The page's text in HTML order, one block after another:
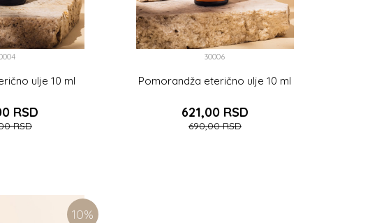
ulje 10 ml
RSD
RSD
30006
Pomorandža eterično ulje 10 ml
621,00 RSD
690,00RSD
10%